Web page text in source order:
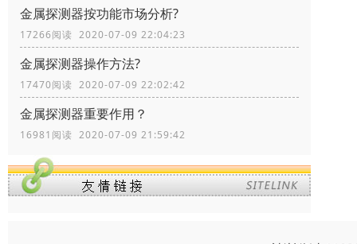
金属探测器按功能市场分析?
17266阅读 2020-07-09 22:04:23
金属探测器操作方法?
17470阅读 2020-07-09 22:02:42
金属探测器重要作用？
16981阅读 2020-07-09 21:59:42